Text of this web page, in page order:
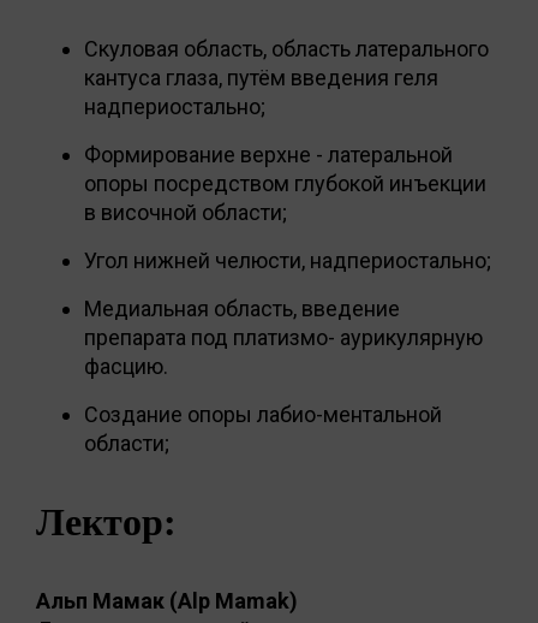
Скуловая область, область латерального
кантуса глаза, путём введения геля
надпериостально;
Формирование верхне - латеральной
опоры посредством глубокой инъекции
в височной области;
Угол нижней челюсти, надпериостально;
Медиальная область, введение
препарата под платизмо- аурикулярную
фасцию.
Создание опоры лабио-ментальной
области;
Лектор:
Альп Мамак (Alp Mamak)